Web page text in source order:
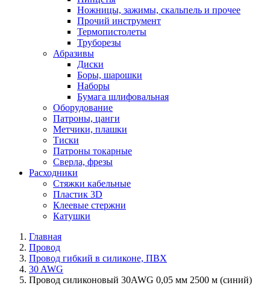
Ножницы, зажимы, скальпель и прочее
Прочий инструмент
Термопистолеты
Труборезы
Абразивы
Диски
Боры, шарошки
Наборы
Бумага шлифовальная
Оборудование
Патроны, цанги
Метчики, плашки
Тиски
Патроны токарные
Сверла, фрезы
Расходники
Стяжки кабельные
Пластик 3D
Клеевые стержни
Катушки
Главная
Провод
Провод гибкий в силиконе, ПВХ
30 AWG
Провод силиконовый 30AWG 0,05 мм 2500 м (синий)